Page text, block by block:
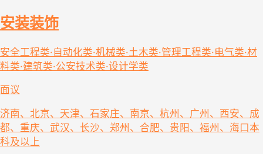
安装装饰
安全工程类·自动化类·机械类·土木类·管理工程类·电气类·材
料类·建筑类·公安技术类·设计学类
面议
济南、北京、天津、石家庄、南京、杭州、广州、西安、成
都、重庆、武汉、长沙、郑州、合肥、贵阳、福州、海口本
科及以上